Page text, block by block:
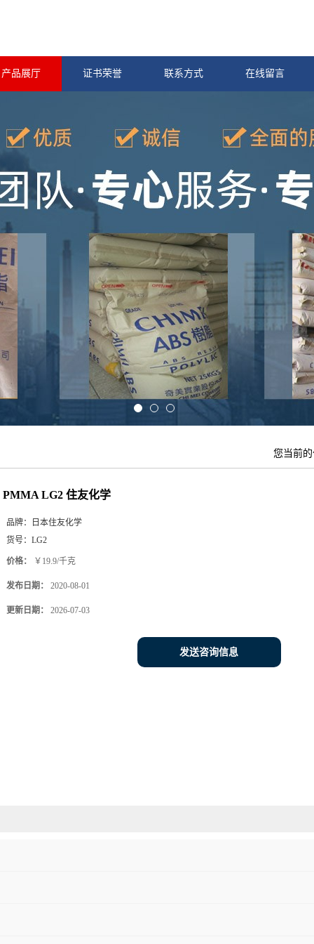
产品展厅 证书荣誉 联系方式 在线留言
您当前
PMMA LG2 住友化学
品牌：
日本住友化学
货号： LG2
价格： ￥19.9/千克
发布日期： 2020-08-01
更新日期： 2026-07-03
发送咨询信息